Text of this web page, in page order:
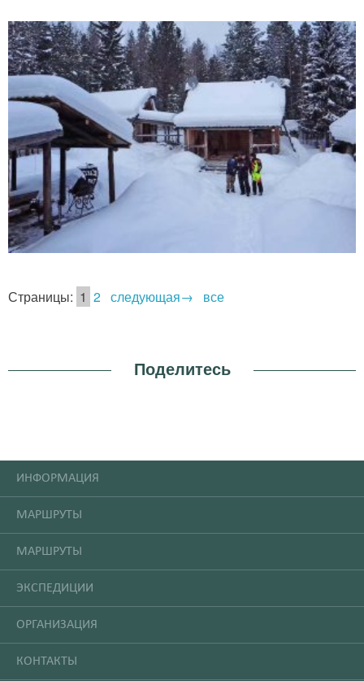
Страницы: 1 2 следующая→ все
Поделитесь
ИНФОРМАЦИЯ
МАРШРУТЫ
МАРШРУТЫ
ЭКСПЕДИЦИИ
ОРГАНИЗАЦИЯ
КОНТАКТЫ